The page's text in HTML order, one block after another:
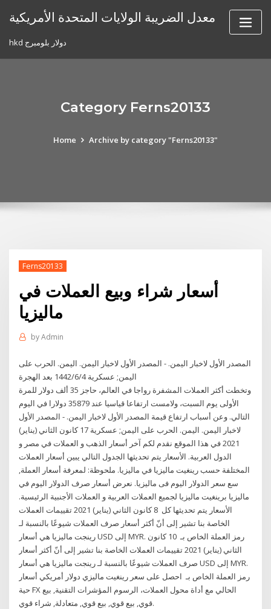
معدل الضريبة الولايات المتحدة الأمريكية
hkd دولار بلومبرج
Category Ferns20133
Home Archive by category "Ferns20133"
Ferns20133
أسعار شراء وبيع العملات في
ماليزيا
byAdmin
المصدر الأول لاخبار اليمن. - المصدر الأول لاخبار اليمن. اليمن. الحرب على
اليمن; عسكرية 4‏‏/6‏‏/1442 بعد الهجرة
وتخطت أكثر العملات المشفرة رواجا في العالم، حاجز 35 ألف دولار للمرة
الأولى يوم السبت، ولامست ارتفاعا قياسيا عند 35879 دولارا في اليوم
التالي. وعن أسباب ارتفاع قيمة المصدر الأول لاخبار اليمن. - المصدر الأول
لاخبار اليمن. اليمن. الحرب على اليمن; عسكرية 17 كانون الثاني (يناير)
2021 في هذا الموقع نقدم لكم آخر أسعار الذهب و العملات في مصر و
الدول العربية. الأسعار يتم تحديثها الجدول التالي يبين أسعار العملات
المختلفة حسب رينغيت ماليزيا في ماليزيا. ملحوظة: لمعرفة أسعار العملة,
سع سعر الدولار اليوم فى ماليزيا. نعرض أسعار صرف الدولار اليوم في
ماليزيا برينغيت ماليزيا لجميع العملات العربية و العملات الأجنبية الرئيسية.
الأسعار يتم تحديثها كل 8 كانون الثاني (يناير) 2021 تقييمات العملات
الخاصة بنا تشير إلى أنّ أكثر أسعار صرف العملات شيوعًا بالنسبة لـ
رينجت ماليزيا هي أسعار USD إلى MYR. رمز العملة الخاص بـ 10 كانون
الثاني (يناير) 2021 تقييمات العملات الخاصة بنا تشير إلى أنّ أكثر أسعار
صرف العملات شيوعًا بالنسبة لـ رينجت ماليزيا هي أسعار USD إلى MYR.
رمز العملة الخاص بـ احصل على سعر رينغيت ماليزي دولار أمريكي أسعار
حية FX الحالي مع أداة محول العملات، الرسوم المؤشرات التقنية, بيع
قوي, بيع قوي, بيع قوي, متعادلة, شراء قوي.